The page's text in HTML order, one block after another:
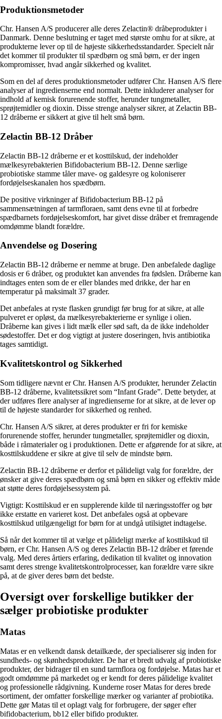
Produktionsmetoder
Chr. Hansen A/S producerer alle deres Zelactin® dråbeprodukter i
Danmark. Denne beslutning er taget med største omhu for at sikre, at
produkterne lever op til de højeste sikkerhedsstandarder. Specielt når
det kommer til produkter til spædbørn og små børn, er der ingen
kompromisser, hvad angår sikkerhed og kvalitet.
Som en del af deres produktionsmetoder udfører Chr. Hansen A/S flere
analyser af ingredienserne end normalt. Dette inkluderer analyser for
indhold af kemisk forurenende stoffer, herunder tungmetaller,
sprøjtemidler og dioxin. Disse strenge analyser sikrer, at Zelactin BB-
12 dråberne er sikkert at give til helt små børn.
Zelactin BB-12 Dråber
Zelactin BB-12 dråberne er et kosttilskud, der indeholder
mælkesyrebakterien Bifidobacterium BB-12. Denne særlige
probiotiske stamme tåler mave- og galdesyre og koloniserer
fordøjelseskanalen hos spædbørn.
De positive virkninger af Bifidobacterium BB-12 på
sammensætningen af tarmfloraen, samt dens evne til at forbedre
spædbarnets fordøjelseskomfort, har givet disse dråber et fremragende
omdømme blandt forældre.
Anvendelse og Dosering
Zelactin BB-12 dråberne er nemme at bruge. Den anbefalede daglige
dosis er 6 dråber, og produktet kan anvendes fra fødslen. Dråberne kan
indtages enten som de er eller blandes med drikke, der har en
temperatur på maksimalt 37 grader.
Det anbefales at ryste flasken grundigt før brug for at sikre, at alle
pulveret er opløst, da mælkesyrebakterierne er synlige i olien.
Dråberne kan gives i lidt mælk eller sød saft, da de ikke indeholder
sødestoffer. Det er dog vigtigt at justere doseringen, hvis antibiotika
tages samtidigt.
Kvalitetskontrol og Sikkerhed
Som tidligere nævnt er Chr. Hansen A/S produkter, herunder Zelactin
BB-12 dråberne, kvalitetssikret som “Infant Grade”. Dette betyder, at
der udføres flere analyser af ingredienserne for at sikre, at de lever op
til de højeste standarder for sikkerhed og renhed.
Chr. Hansen A/S sikrer, at deres produkter er fri for kemiske
forurenende stoffer, herunder tungmetaller, sprøjtemidler og dioxin,
både i råmaterialer og i produktionen. Dette er afgørende for at sikre, at
kosttilskuddene er sikre at give til selv de mindste børn.
Zelactin BB-12 dråberne er derfor et pålideligt valg for forældre, der
ønsker at give deres spædbørn og små børn en sikker og effektiv måde
at støtte deres fordøjelsessystem på.
Vigtigt: Kosttilskud er en supplerende kilde til næringsstoffer og bør
ikke erstatte en varieret kost. Det anbefales også at opbevare
kosttilskud utilgængeligt for børn for at undgå utilsigtet indtagelse.
Så når det kommer til at vælge et pålideligt mærke af kosttilskud til
børn, er Chr. Hansen A/S og deres Zelactin BB-12 dråber et førende
valg. Med deres årtiers erfaring, dedikation til kvalitet og innovation
samt deres strenge kvalitetskontrolprocesser, kan forældre være sikre
på, at de giver deres børn det bedste.
Oversigt over forskellige butikker der
sælger probiotiske produkter
Matas
Matas er en velkendt dansk detailkæde, der specialiserer sig inden for
sundheds- og skønhedsprodukter. De har et bredt udvalg af probiotiske
produkter, der bidrager til en sund tarmflora og fordøjelse. Matas har et
godt omdømme på markedet og er kendt for deres pålidelige kvalitet
og professionelle rådgivning. Kunderne roser Matas for deres brede
sortiment, der omfatter forskellige mærker og varianter af probiotika.
Dette gør Matas til et oplagt valg for forbrugere, der søger efter
bifidobacterium, bb12 eller bifido produkter.